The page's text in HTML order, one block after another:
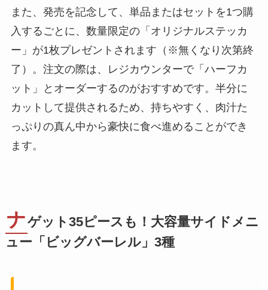
また、発売を記念して、単品またはセットを1つ購
入するごとに、数量限定の「オリジナルステッカ
ー」が1枚プレゼントされます（※無くなり次第終
了）。注文の際は、レジカウンターで「ハーフカ
ット」とオーダーするのがおすすめです。半分に
カットして提供されるため、持ちやすく、肉汁た
っぷりの真ん中から豪快に食べ進めることができ
ます。
ナゲット35ピースも！大容量サイドメニ
ュー「ビッグバーレル」3種